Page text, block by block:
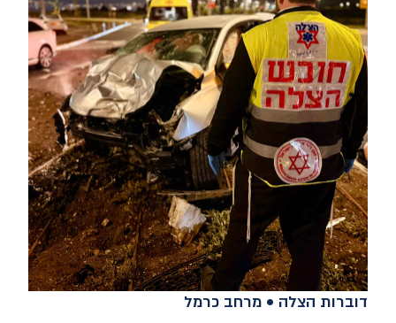
דוברות הצלה • מרחב כרמל